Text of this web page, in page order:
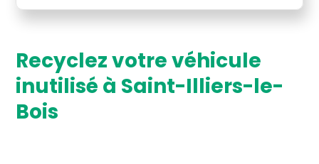
recyclez votre véhicule
inutilisé à Saint-Illiers-le-
Bois